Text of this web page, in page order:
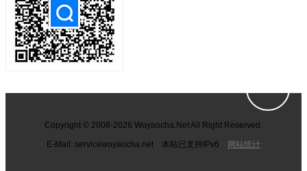
Copyright © 2008-2026 Woyaocha.Net All Right Reserved.
E-Mail: servicewoyaocha.net 本站已支持IPv6 网站统计